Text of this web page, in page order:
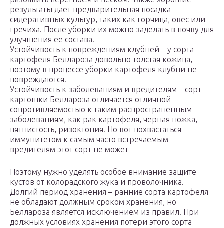
результаты дает предварительная посадка
сидеративных культур, таких как горчица, овес или
гречиха. После уборки их можно заделать в почву для
улучшения ее состава.
Устойчивость к повреждениям клубней – у сорта
картофеля Беллароза довольно толстая кожица,
поэтому в процессе уборки картофеля клубни не
повреждаются.
Устойчивость к заболеваниям и вредителям – сорт
картошки Беллароза отличается отличной
сопротивляемостью к таким распространенным
заболеваниям, как рак картофеля, черная ножка,
пятнистость, ризоктония. Но вот похвастаться
иммунитетом к самым часто встречаемым
вредителям этот сорт не может
Поэтому нужно уделять особое внимание защите
кустов от колорадского жука и проволочника.
Долгий период хранения – ранние сорта картофеля
не обладают должным сроком хранения, но
Беллароза является исключением из правил. При
должных условиях хранения потери этого сорта